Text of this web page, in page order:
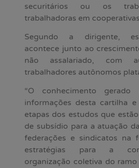
securitários ou os
trabalhadoras em
Segundo a dirigente,
acontece junto ao
não assalariado, com
trabalhadores autônomos
“O conhecimento
informações desta cartilha
etapas dos estudos que
de subsídio para a atuação
federações e sindicatos na
estratégias para a
organização coletiva do